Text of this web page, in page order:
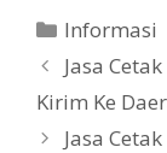
Categories
Informasi
Jasa
Kirim Ke
Jasa